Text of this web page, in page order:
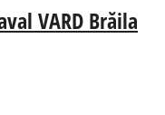
VARD Brăila